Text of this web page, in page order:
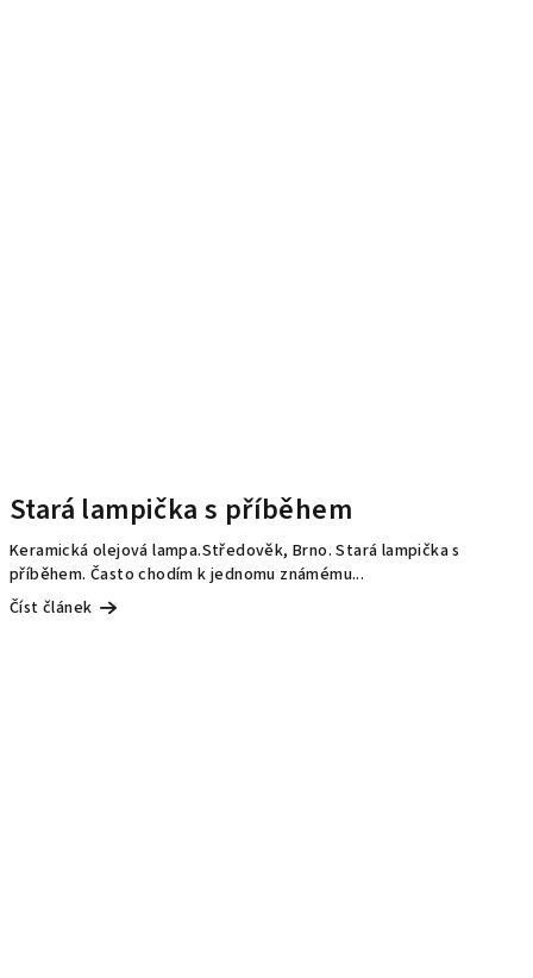
Stará lampička s příběhem
Keramická olejová lampa.Středověk, Brno. Stará lampička s
příběhem. Často chodím k jednomu známému...
Číst článek